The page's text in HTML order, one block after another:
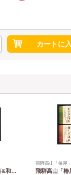
カートに
飛騨高山「椿屋」監修 特選海苔&和味詰合せ TGF-BJ
飛騨高山「椿屋